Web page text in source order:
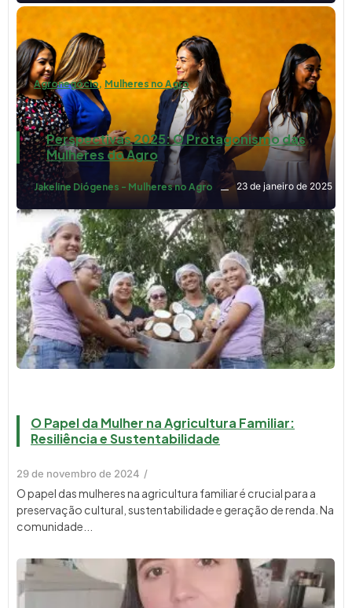
Agronegócio, Mulheres no Agro
Perspectivas 2025: O Protagonismo das
Mulheres do Agro
Jakeline Diógenes - Mulheres no Agro 23 de janeiro de 2025
O Papel da Mulher na Agricultura Familiar:
Resiliência e Sustentabilidade
29 de novembro de 2024 /
O papel das mulheres na agricultura familiar é crucial para a
preservação cultural, sustentabilidade e geração de renda. Na
comunidade...